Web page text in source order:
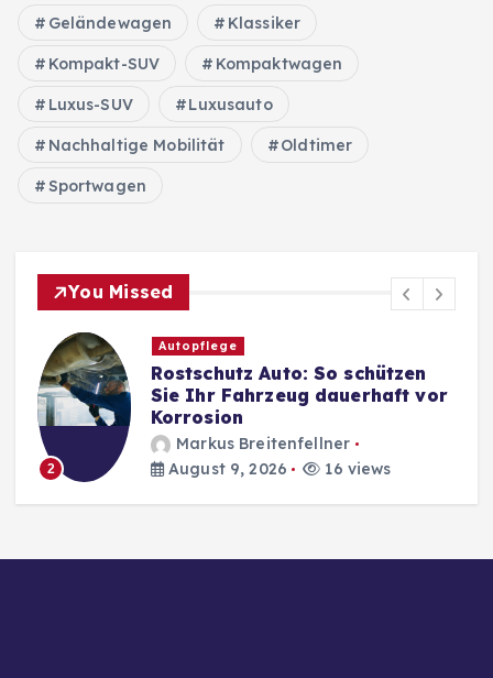
Geländewagen Klassiker
Kompakt-SUV Kompaktwagen
Luxus-SUV Luxusauto
Nachhaltige Mobilität Oldtimer
Sportwagen
You Missed
2
Autopflege
Rostschutz Auto: So schützen
Sie Ihr Fahrzeug dauerhaft vor
Korrosion
Markus Breitenfellner
August 9, 2026
16 views